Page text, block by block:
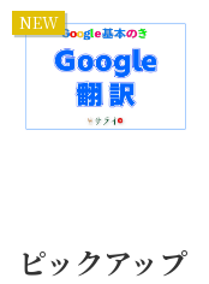
NEW
ピックアップ